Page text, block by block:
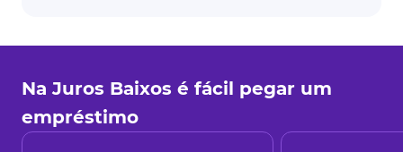
Na Juros Baixos é fácil pegar um
empréstimo